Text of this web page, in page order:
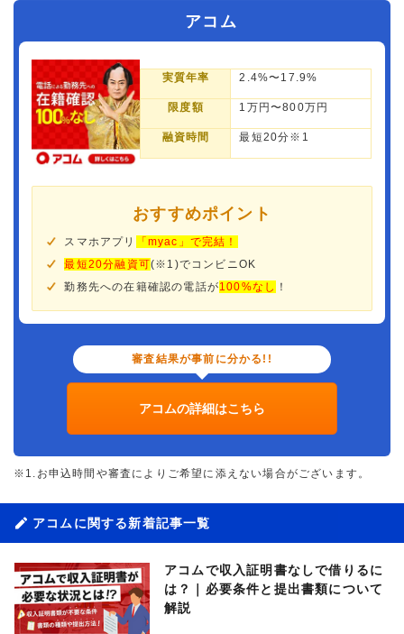
アコム
実質年率 2.4%〜17.9%
限度額 1万円〜800万円
融資時間 最短20分※1
おすすめポイント
スマホアプリ
「myac」で完結！
最短20分融資可(※1)でコンビニOK
勤務先への在籍確認の電話が100%なし ！
審査結果が事前に分かる!!
アコムの詳細はこちら
※1.お申込時間や審査によりご希望に添えない場合がございます。
アコムに関する新着記事一覧
アコムで収入証明書なしで借りるに
は？｜必要条件と提出書類について
解説